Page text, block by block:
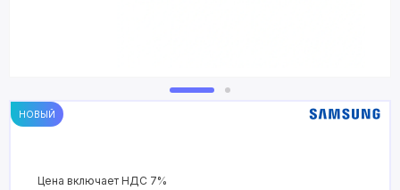
НОВЫЙ
Цена включает НДС 7%